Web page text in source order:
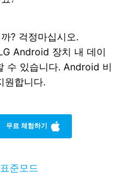
? 걱정마십시오.
Android 장치 내 데이
수 있습니다. Android 비
원합니다.
무료 체험하기
준모드